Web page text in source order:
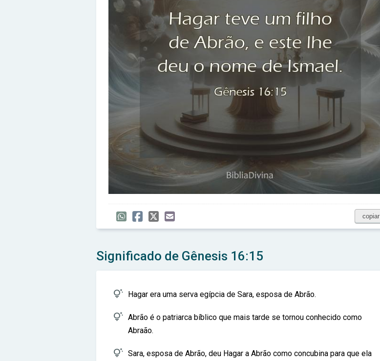
copiar
Significado de Gênesis 16:15
 Hagar era uma serva egípcia de Sara, esposa de Abrão.
 Abrão é o patriarca bíblico que mais tarde se tornou conhecido como
Abraão.
 Sara, esposa de Abrão, deu Hagar a Abrão como concubina para que ela